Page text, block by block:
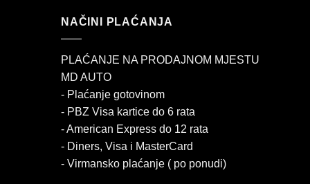
NAČINI PLAĆANJA
PLAĆANJE NA PRODAJNOM MJESTU
MD AUTO
- Plaćanje gotovinom
- PBZ Visa kartice do 6 rata
- American Express do 12 rata
- Diners, Visa i MasterCard
- Virmansko plaćanje ( po ponudi)